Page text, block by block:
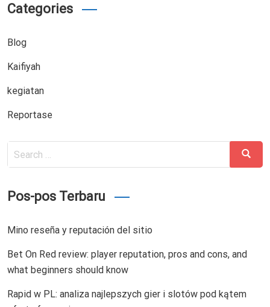
Categories
Blog
Kaifiyah
kegiatan
Reportase
Search
for:
Search
Pos-pos Terbaru
Mino reseña y reputación del sitio
Bet On Red review: player reputation, pros and cons, and
what beginners should know
Rapid w PL: analiza najlepszych gier i slotów pod kątem